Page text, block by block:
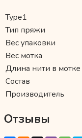
Type1
Тип пряжи
Вес упаковки
Вес мотка
Длина нити в мотке
Состав
Производитель
Отзывы